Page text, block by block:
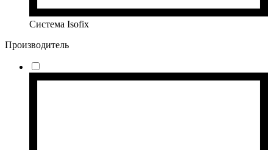
Система Isofix
Производитель